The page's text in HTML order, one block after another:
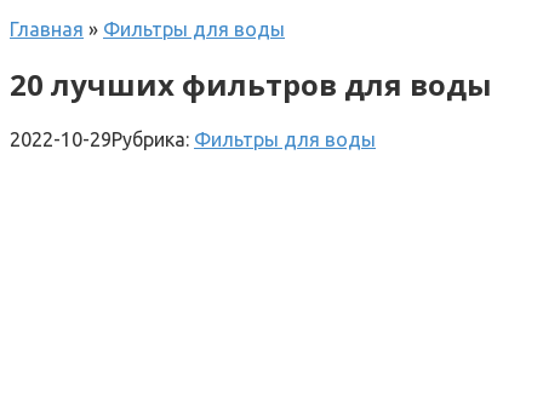
Главная » Фильтры для воды
20 лучших фильтров для воды
2022-10-29Рубрика: Фильтры для воды